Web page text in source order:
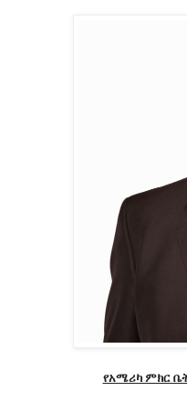
የአሜሪካ ምክር